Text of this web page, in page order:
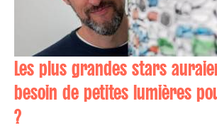
Les plus grandes stars
besoin de petites lumières
?